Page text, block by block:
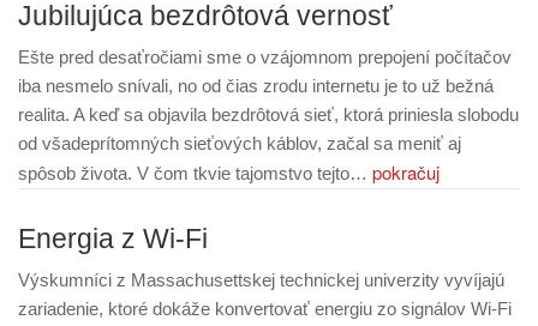
Jubilujúca bezdrôtová vernosť
Ešte pred desaťročiami sme o vzájomnom prepojení počítačov
iba nesmelo snívali, no od čias zrodu internetu je to už bežná
realita. A keď sa objavila bezdrôtová sieť, ktorá priniesla slobodu
od všadeprítomných sieťových káblov, začal sa meniť aj
spôsob života. V čom tkvie tajomstvo tejto… pokračuj
Energia z Wi-Fi
Výskumníci z Massachusettskej technickej univerzity vyvíjajú
zariadenie, ktoré dokáže konvertovať energiu zo signálov Wi-Fi